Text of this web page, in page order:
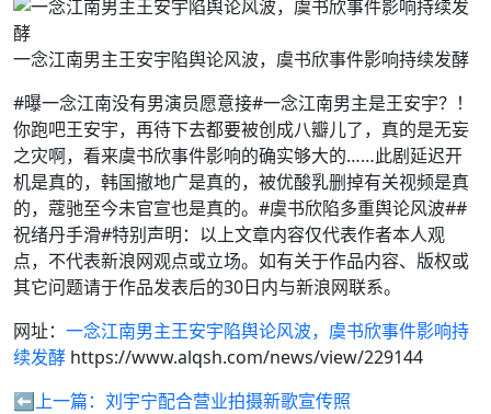
一念江南男主王安宇陷舆论风波，虞书欣事件影响持续发酵
#曝一念江南没有男演员愿意接#一念江南男主是王安宇？！
你跑吧王安宇，再待下去都要被创成八瓣儿了，真的是无妄
之灾啊，看来虞书欣事件影响的确实够大的……此剧延迟开
机是真的，韩国撤地广是真的，被优酸乳删掉有关视频是真
的，蔻驰至今未官宣也是真的。#虞书欣陷多重舆论风波##
祝绪丹手滑#特别声明：以上文章内容仅代表作者本人观
点，不代表新浪网观点或立场。如有关于作品内容、版权或
其它问题请于作品发表后的30日内与新浪网联系。
网址： 一念江南男主王安宇陷舆论风波，虞书欣事件影响持
续发酵 https://www.alqsh.com/news/view/229144
⬅️上一篇： 刘宇宁配合营业拍摄新歌宣传照